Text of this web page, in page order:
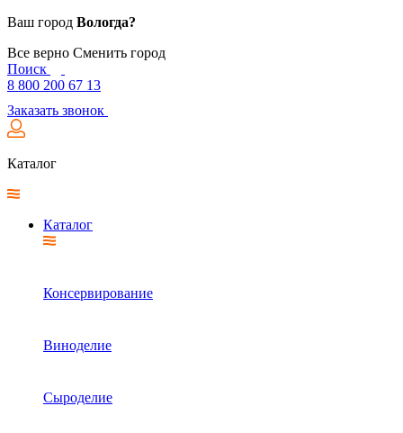
Ваш город Вологда?
Все верно Сменить город
Поиск
8 800 200 67 13
Заказать звонок
Каталог
Каталог
Консервирование
Виноделие
Сыроделие